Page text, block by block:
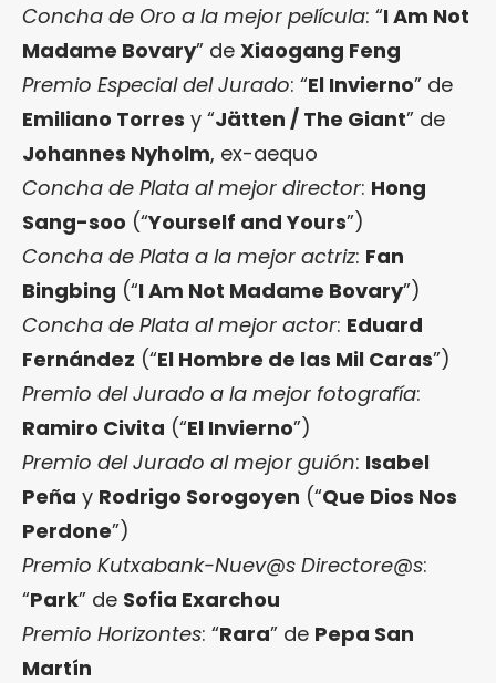
Concha de Oro a la mejor película: “I Am Not
Madame Bovary” de Xiaogang Feng
Premio Especial del Jurado: “El Invierno” de
Emiliano Torres y “Jätten / The Giant” de
Johannes Nyholm, ex-aequo
Concha de Plata al mejor director: Hong
Sang-soo (“Yourself and Yours”)
Concha de Plata a la mejor actriz: Fan
Bingbing (“I Am Not Madame Bovary”)
Concha de Plata al mejor actor: Eduard
Fernández (“El Hombre de las Mil Caras”)
Premio del Jurado a la mejor fotografía:
Ramiro Civita (“El Invierno”)
Premio del Jurado al mejor guión: Isabel
Peña y Rodrigo Sorogoyen (“Que Dios Nos
Perdone”)
Premio Kutxabank-Nuev@s Directore@s:
“Park” de Sofia Exarchou
Premio Horizontes: “Rara” de Pepa San
Martín